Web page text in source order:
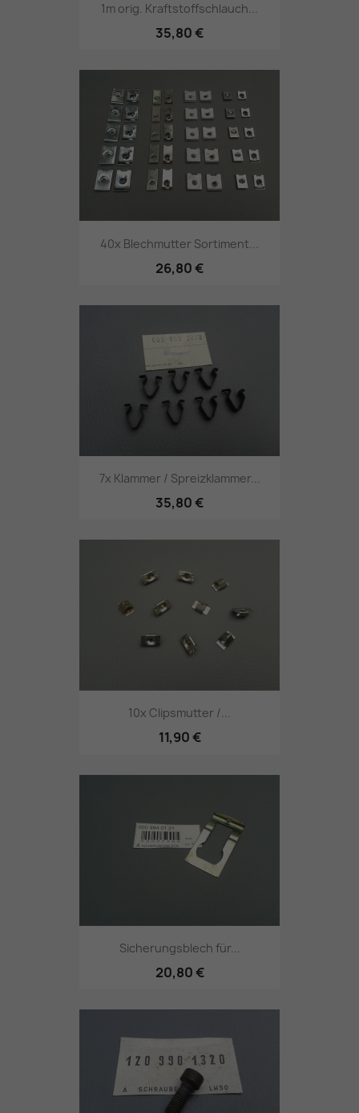
1m orig. Kraftstoffschlauch...
35,80 €
40x Blechmutter Sortiment...
26,80 €
7x Klammer / Spreizklammer...
35,80 €
10x Clipsmutter /...
11,90 €
Sicherungsblech für...
20,80 €